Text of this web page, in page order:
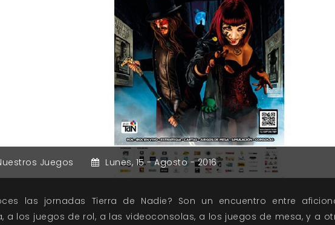
Juegos Lunes, 15 -Agosto -2016
las jornadas Tierra de Nadie? Son un encuentro entre
a los juegos de rol, a las videoconsolas, a los juegos de mesa, y a